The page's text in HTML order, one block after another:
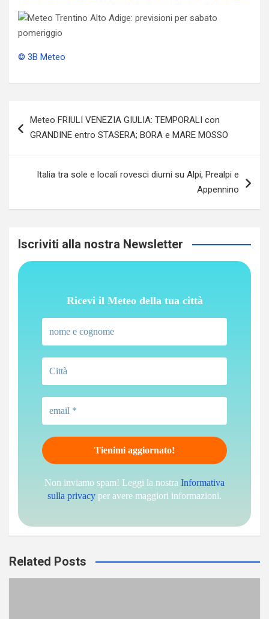
© 3B Meteo
articoli
Meteo FRIULI VENEZIA GIULIA: TEMPORALI con
GRANDINE entro STASERA; BORA e MARE MOSSO
Italia tra sole e locali rovesci diurni su Alpi, Prealpi e
Appennino
Iscriviti alla nostra Newsletter
Ricevi il Meteo della tua città
Non inviamo spam! Leggi la nostra Informativa
sulla privacy per avere maggiori informazioni.
Related Posts